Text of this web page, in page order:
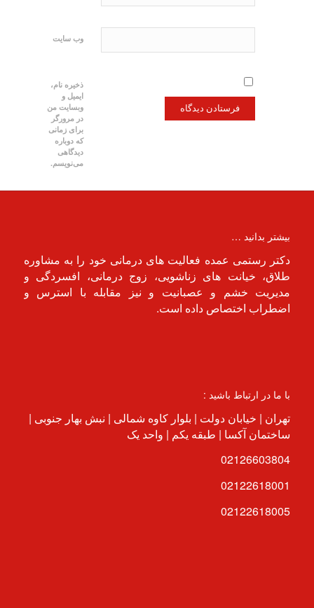
وب‌ سایت
ذخیره نام،
ایمیل و
وبسایت من
در مرورگر
برای زمانی
که دوباره
دیدگاهی
می‌نویسم.
بیشتر بدانید …
دکتر رستمی عمده فعالیت های درمانی خود را به مشاوره
طلاق، خیانت های زناشویی، زوج درمانی، افسردگی و
مدیریت خشم و عصبانیت و نیز مقابله با استرس و
اضطراب اختصاص داده است.
با ما در ارتباط باشید :
تهران | خیابان دولت | بلوار کاوه شمالی | نبش بهار جنوبی |
ساختمان آکسا | طبقه یکم | واحد یک
02126603804
02122618001
02122618005